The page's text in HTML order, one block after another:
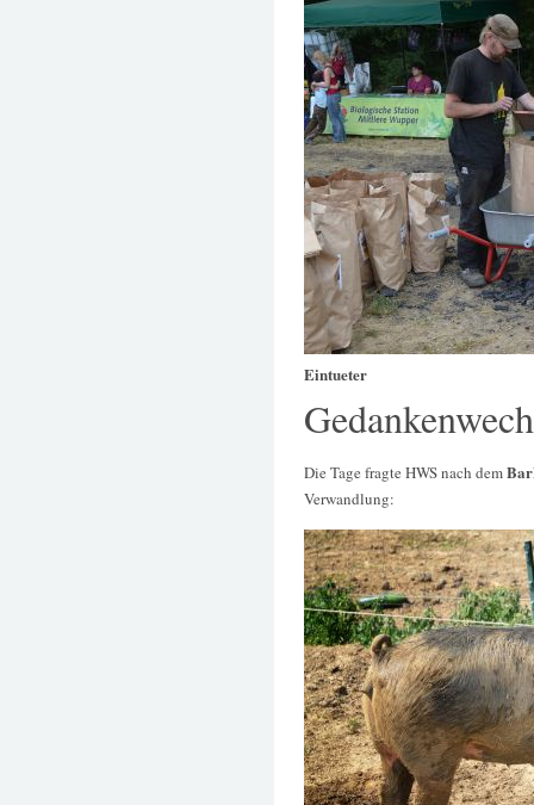
Eintueter
Die Tage fragte HWS nach dem
Verwandlung: